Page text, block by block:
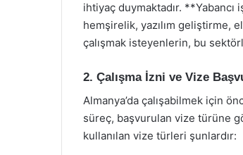
ihtiyaç duymaktadır.
hemşirelik, yazılım geliştirme,
çalışmak isteyenlerin, bu
2. Çalışma İzni ve Vize
Almanya’da çalışabilmek için
süreç, başvurulan vize türüne
kullanılan vize türleri şunlardır: